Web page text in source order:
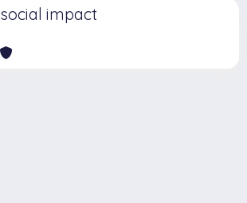
social impact